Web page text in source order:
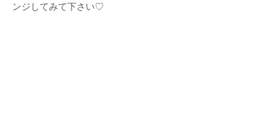
ンジしてみて下さい♡